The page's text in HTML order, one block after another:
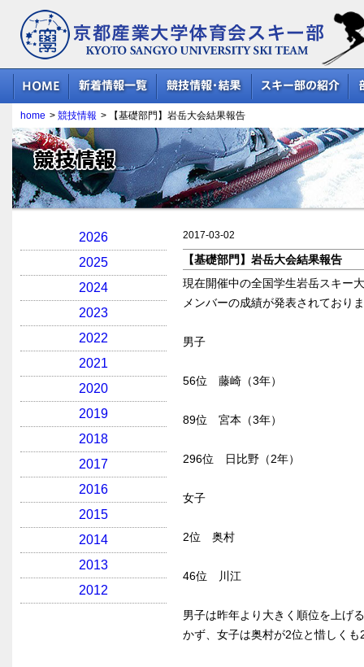
京都産業大学体育会スキー部
home > 競技情報 > 【基礎部門】岩岳大会結果報告
競技情報
2026
2025
2024
2023
2022
2021
2020
2019
2018
2017
2016
2015
2014
2013
2012
2017-03-02
【基礎部門】岩岳大会結果報告
現在開催中の全国学生岩岳スキー
メンバーの成績が発表されており
男子
56位 藤崎（3年）
89位 宮本（3年）
296位 日比野（2年）
女子
2位 奥村
46位 川江
男子は昨年より大きく順位を上げ
かず、女子は奥村が2位と惜しく